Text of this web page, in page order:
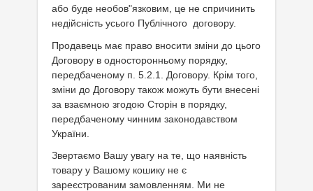
або буде необов"язковим, це не спричинить
недійсність усього Публічного договору.
Продавець має право вносити зміни до цього
Договору в односторонньому порядку,
передбаченому п. 5.2.1. Договору. Крім того,
зміни до Договору також можуть бути внесені
за взаємною згодою Сторін в порядку,
передбаченому чинним законодавством
України.
Звертаємо Вашу увагу на те, що наявність
товару у Вашому кошику не є
зареєстрованим замовленням. Ми не